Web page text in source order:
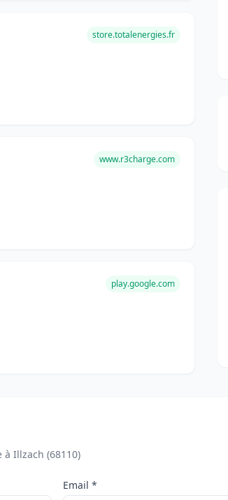
store.totalenergies.fr
www.r3charge.com
play.google.com
Illzach (68110)
Email *